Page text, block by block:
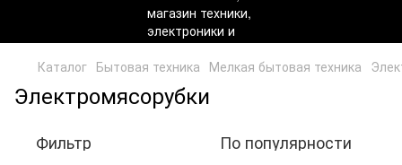
Каталог Бытовая техника Мелкая бытовая техника
Электромясорубки
Фильтр По популярности